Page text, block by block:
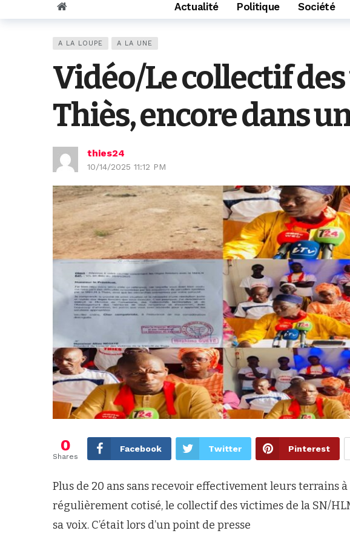
Actualité Politique Société
A LA LOUPE A LA UNE
Vidéo/Le collectif
Thiès, encore dans
thies24
10/14/2025 11:12 PM
0
Shares
Facebook Twitter Pinterest
Plus de 20 ans sans recevoir effectivement leurs terrains
régulièrement cotisé, le collectif des victimes de la SN/
sa voix. C’était lors d’un point de presse